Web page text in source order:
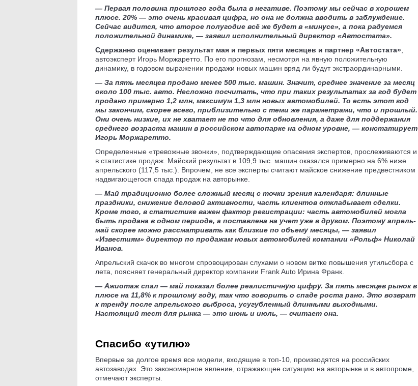
— Первая половина прошлого года была в негативе. Поэтому мы сейчас в хорошем
плюсе. 20% — это очень красивая цифра, но она не должна вводить в заблуждение.
Сейчас видится, что второе полугодие всё же будет в «минусе», а пока радуемся
положительной динамике, — заявил исполнительный директор «Автостата».
Сдержанно оценивает результат мая и первых пяти месяцев и партнер «Автостата»
автоэксперт Игорь Моржаретто. По его прогнозам, несмотря на явную положительную
динамику, в годовом выражении продажи новых машин вряд ли будут экстраординарными.
— За пять месяцев продано менее 500 тыс. машин. Значит, среднее значение за месяц
около 100 тыс. авто. Несложно посчитать, что при таких результатах за год будет
продано примерно 1,2 млн, максимум 1,3 млн новых автомобилей. То есть этот год
мы закончим, скорее всего, приблизительно с теми же параметрами, что и прошлый.
Они очень низкие, их не хватает не то что для обновления, а даже для поддержания
среднего возраста машин в российском автопарке на одном уровне, — констатирует
Игорь Моржаретто.
Определенные «тревожные звонки», подтверждающие опасения экспертов, прослеживаются и
в статистике продаж. Майский результат в 109,9 тыс. машин оказался примерно на 6% ниже
апрельского (117,5 тыс.). Впрочем, не все эксперты считают майское снижение предвестником
надвигающегося спада продаж на авторынке.
— Май традиционно более сложный месяц с точки зрения календаря: длинные
праздники, снижение деловой активности, часть клиентов откладывает сделки.
Кроме того, в статистике важен фактор регистрации: часть автомобилей могла
быть продана в одном периоде, а поставлена на учет уже в другом. Поэтому апрель-
май скорее можно рассматривать как близкие по объему месяцы, — заявил
«Известиям» директор по продажам новых автомобилей компании «Рольф» Николай
Иванов.
Апрельский скачок во многом спровоцирован слухами о новом витке повышения утильсбора с
лета, поясняет генеральный директор компании Frank Auto Ирина Франк.
— Ажиотаж спал — май показал более реалистичную цифру. За пять месяцев рынок в
плюсе на 11,8% к прошлому году, так что говорить о спаде роста рано. Это возврат
к тренду после апрельского выброса, усугубленный длинными выходными.
Настоящий тест для рынка — это июнь и июль, — считает она.
Спасибо «утилю»
Впервые за долгое время все модели, входящие в топ-10, производятся на российских
автозаводах. Это закономерное явление, отражающее ситуацию на авторынке и в автопроме,
отмечают эксперты.